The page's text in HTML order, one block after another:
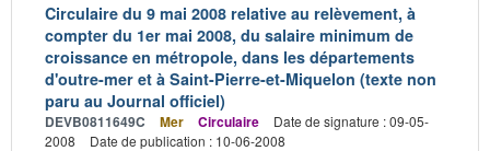
Circulaire du 9 mai 2008 relative au relèvement, à
compter du 1er mai 2008, du salaire minimum de
croissance en métropole, dans les départements
d'outre-mer et à Saint-Pierre-et-Miquelon (texte non
paru au Journal officiel)
DEVB0811649C Mer Circulaire
Date de signature : 09-05-
2008
Date de publication : 10-06-2008